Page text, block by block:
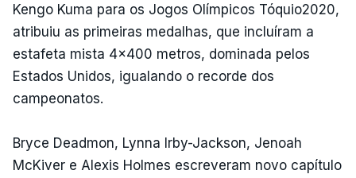
Kengo Kuma para os Jogos Olímpicos Tóquio2020,
atribuiu as primeiras medalhas, que incluíram a
estafeta mista 4x400 metros, dominada pelos
Estados Unidos, igualando o recorde dos
campeonatos.
Bryce Deadmon, Lynna Irby-Jackson, Jenoah
McKiver e Alexis Holmes escreveram novo capítulo